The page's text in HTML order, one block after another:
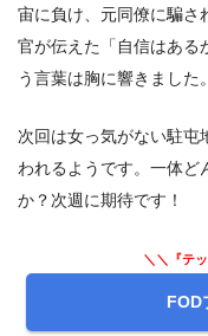
宙に負け、元同僚に騙さ
官が伝えた「自信はある
う言葉は胸に響きました。
次回は女っ気がない駐屯
われるようです。一体ど
か？次週に期待です！
＼＼『テ
FOD